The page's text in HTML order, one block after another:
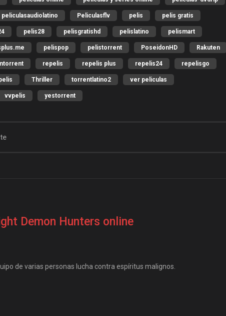
peliculasaudiolatino Peliculasflv pelis pelis gratis
pelis28 pelisgratishd pelislatino pelismart
pelispop pelistorrent PoseidonHD Rakuten
repelis repelis plus repelis24 repelisgo
Thriller torrentlatino2 ver peliculas
vvpelis yestorrent
Demon Hunters online
de varias personas lucha contra espíritus malignos.